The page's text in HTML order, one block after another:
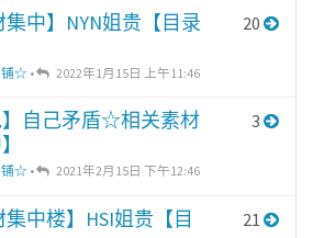
集中】NYN姐贵【目录
铺☆ • 2022年1月15日 上午11:46
20
】自己矛盾☆相关素材
铺☆ • 2021年2月15日 下午12:46
3
集中楼】HSI姐贵【目
21